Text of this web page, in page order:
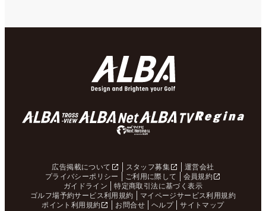
広告掲載について スタッフ募集
運営会社
プライバシーポリシー
ご利用に際して
会員規約
ガイドライン
特定商取引法に基づく表示
ゴルフ場予約サービス利用規約
マイページサービス利用規約
ポイント利用規約
お問合せ ヘルプ サイトマップ